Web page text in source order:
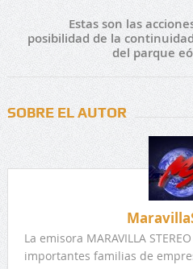
Estas son las
posibilidad de la
del parque
SOBRE EL AUTOR
La emisora MARAVILLA
importantes familias de